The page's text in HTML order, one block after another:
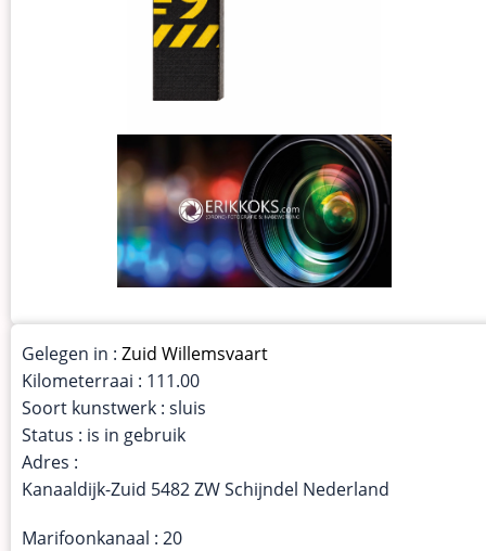
Gelegen in : Zuid Willemsvaart
Kilometerraai : 111.00
Soort kunstwerk : sluis
Status : is in gebruik
Adres :
Kanaaldijk-Zuid 5482 ZW Schijndel Nederland
Marifoonkanaal : 20